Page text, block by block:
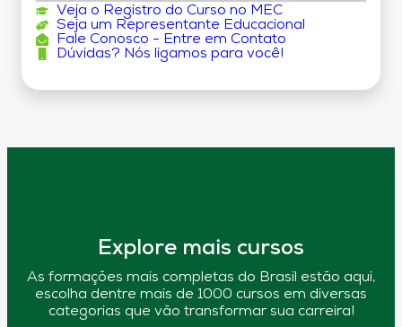
Veja o Registro do Curso no MEC
Seja um Representante Educacional
Fale Conosco - Entre em Contato
Dúvidas? Nós ligamos para você!
Explore mais cursos
As formações mais completas do Brasil estão aqui,
escolha dentre mais de 1000 cursos em diversas
categorias que vão transformar sua carreira!